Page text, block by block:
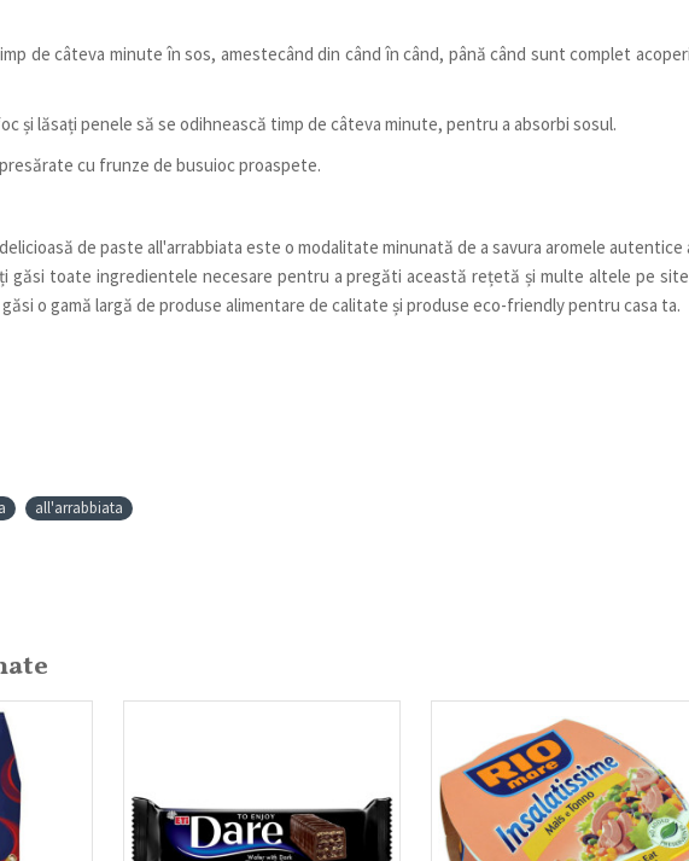
de câteva minute în sos, amestecând din când în când, până când sunt complet
și lăsați penele să se odihnească timp de câteva minute, pentru a absorbi sosul.
cu frunze de busuioc proaspete.
de paste all'arrabbiata este o modalitate minunată de a savura aromele autentice
găsi toate ingredientele necesare pentru a pregăti această rețetă și multe altele pe
o gamă largă de produse alimentare de calitate și produse eco-friendly pentru casa ta.
all'arrabbiata